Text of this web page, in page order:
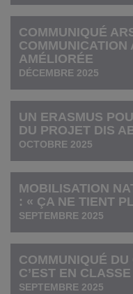
COMMUNIQUÉ
COMMUNICATION
AMÉLIORÉE
DÉCEMBRE 2025
UN ERASMUS
DU PROJET DIS
OCTOBRE 2025
MOBILISATION
: « ÇA NE TIENT
SEPTEMBRE 2025
COMMUNIQUÉ
C’EST EN CLASSE
SEPTEMBRE 2025